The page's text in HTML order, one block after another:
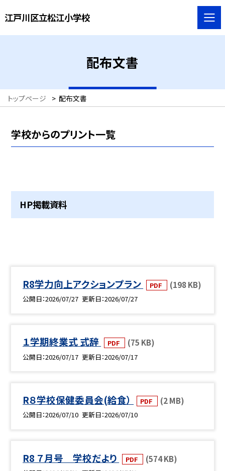
江戸川区立松江小学校
配布文書
トップページ > 配布文書
学校からのプリント一覧
HP掲載資料
R8学力向上アクションプラン PDF (198 KB)
公開日 2026/07/27 更新日 2026/07/27
１学期終業式 式辞 PDF (75 KB)
公開日 2026/07/17 更新日 2026/07/17
R８学校保健委員会(給食） PDF (2 MB)
公開日 2026/07/10 更新日 2026/07/10
R8 ７月号 学校だより PDF (574 KB)